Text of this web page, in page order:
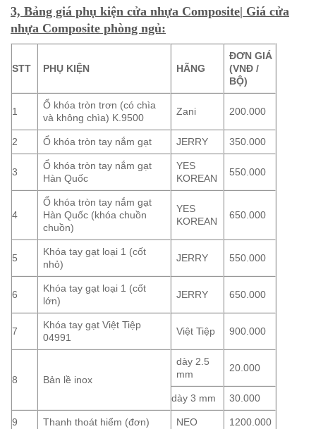
3, Bảng giá phụ kiện cửa nhựa Composite| Giá cửa
nhựa Composite phòng ngủ:
STT PHỤ KIỆN HÃNG
ĐƠN GIÁ
(VNĐ /
BỘ)
1
Ổ khóa tròn trơn (có chìa
và không chìa) K.9500
Zani 200.000
2 Ổ khóa tròn tay nắm gạt JERRY 350.000
3
Ổ khóa tròn tay nắm gạt
Hàn Quốc
YES
KOREAN
550.000
4
Ổ khóa tròn tay nắm gạt
Hàn Quốc (khóa chuồn
chuồn)
YES
KOREAN
650.000
5
Khóa tay gạt loại 1 (cốt
nhỏ)
JERRY 550.000
6
Khóa tay gạt loại 1 (cốt
lớn)
JERRY 650.000
7
Khóa tay gạt Việt Tiệp
04991
Việt Tiệp 900.000
8 Bản lề inox
dày 2.5
mm
20.000
dày 3 mm 30.000
9 Thanh thoát hiểm (đơn) NEO 1200.000